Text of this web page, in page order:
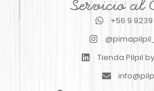
Servicio al
+56 9
Tienda Pilpil